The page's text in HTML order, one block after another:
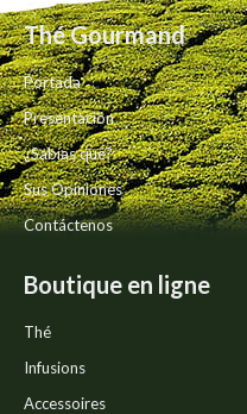
Thé Gourmand
Portada
Presentación
¿Sabías qué?
Sus Opiniones
Contáctenos
Boutique en ligne
Thé
Infusions
Accessoires